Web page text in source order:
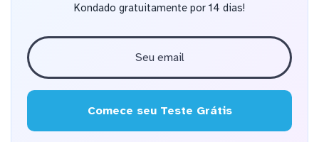
Kondado gratuitamente por 14 dias!
Comece seu Teste Grátis